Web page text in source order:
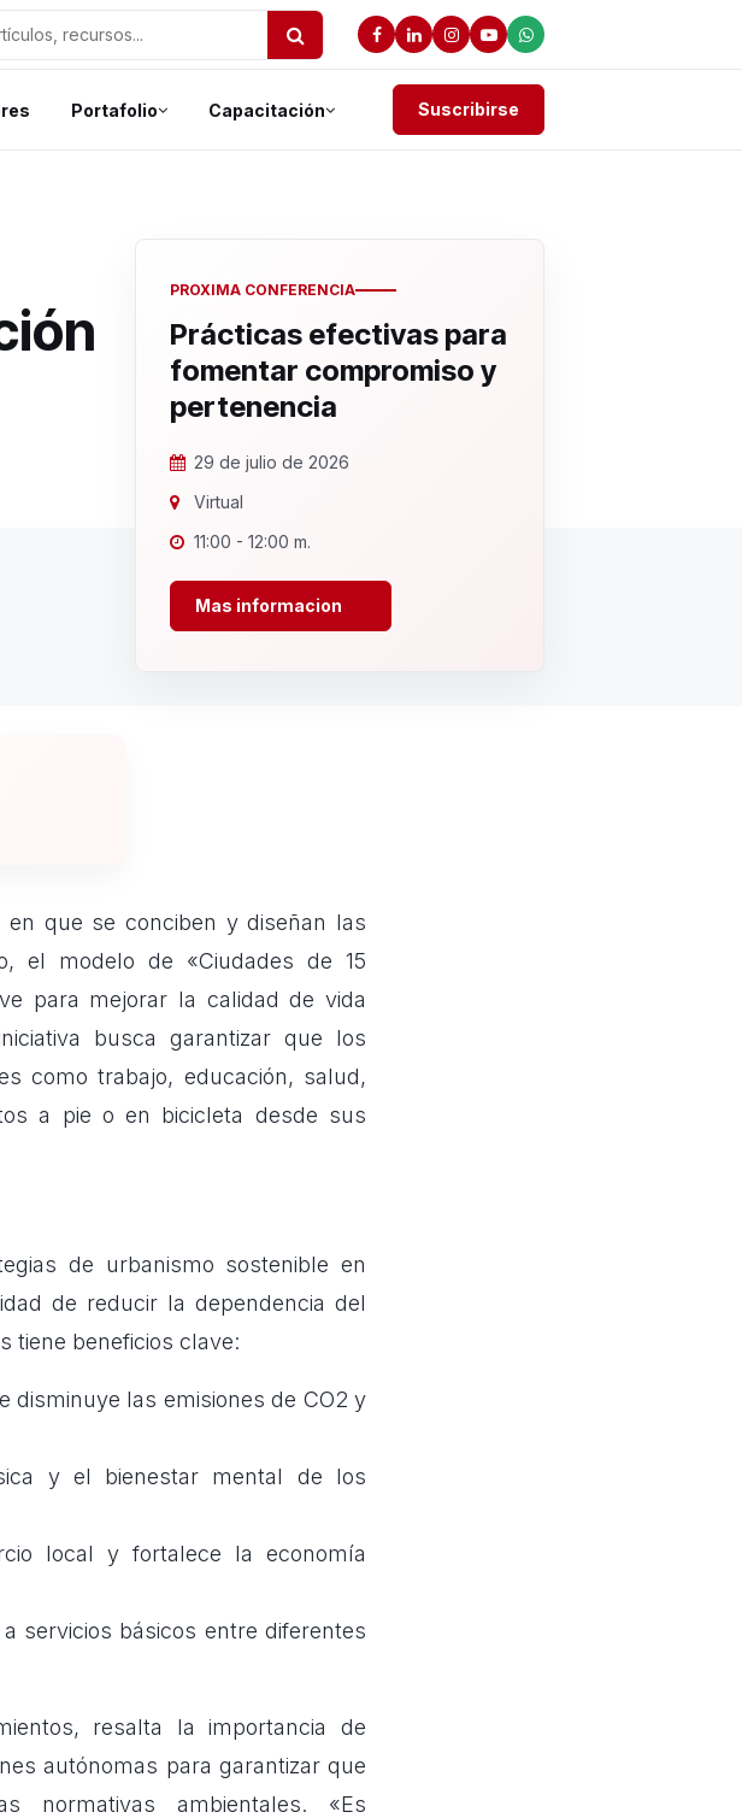
Portafolio Capacitación Suscribirse
PROXIMA CONFERENCIA
Prácticas efectivas para
fomentar compromiso y
pertenencia
29 de julio de 2026
Virtual
11:00 - 12:00 m.
Mas informacion
que se conciben y diseñan las
el modelo de «Ciudades de 15
para mejorar la calidad de vida
busca garantizar que los
como trabajo, educación, salud,
a pie o en bicicleta desde sus
de urbanismo sostenible en
de reducir la dependencia del
tiene beneficios clave:
disminuye las emisiones de CO2 y
y el bienestar mental de los
local y fortalece la economía
servicios básicos entre diferentes
resalta la importancia de
autónomas para garantizar que
normativas ambientales. «Es